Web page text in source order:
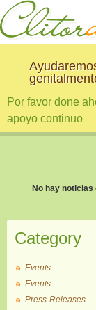
Por favor done
apoyo continuo
No hay
Category
Events
Events
Press-Releases